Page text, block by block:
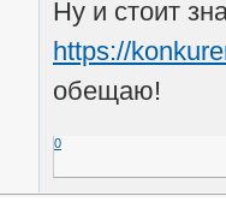
Ну и стоит
https://
обещаю!
0